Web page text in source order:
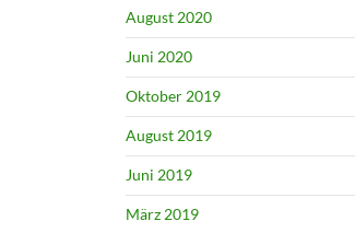
August 2020
Juni 2020
Oktober 2019
August 2019
Juni 2019
März 2019